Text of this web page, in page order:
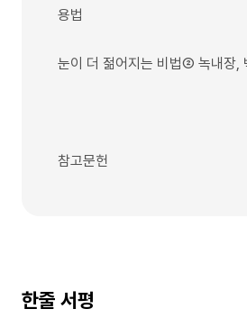
용법
눈이 더 젊어지는 비법② 녹내장,
참고문헌
한줄 서평